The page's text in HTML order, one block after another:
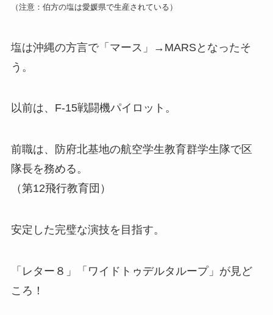
（注意：伯方の塩は愛媛県で生産されている）
塩は沖縄の方言で「マース」→MARSとなったそ
う。
以前は、F-15戦闘機パイロット。
前職は、防府北基地の航空学生教育群学生隊で区
隊長を務める。
（第12飛行教育団）
安定した完璧な演技を目指す。
「レター８」「ワイドトゥデルタループ」が見ど
ころ！